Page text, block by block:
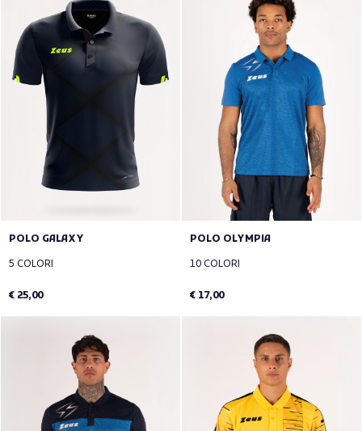
POLO GALAXY
5 COLORI
€ 25,00
POLO OLYMPIA
10 COLORI
€ 17,00